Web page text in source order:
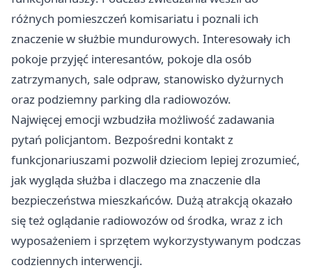
różnych pomieszczeń komisariatu i poznali ich
znaczenie w służbie mundurowych. Interesowały ich
pokoje przyjęć interesantów, pokoje dla osób
zatrzymanych, sale odpraw, stanowisko dyżurnych
oraz podziemny parking dla radiowozów.
Najwięcej emocji wzbudziła możliwość zadawania
pytań policjantom. Bezpośredni kontakt z
funkcjonariuszami pozwolił dzieciom lepiej zrozumieć,
jak wygląda służba i dlaczego ma znaczenie dla
bezpieczeństwa mieszkańców. Dużą atrakcją okazało
się też oglądanie radiowozów od środka, wraz z ich
wyposażeniem i sprzętem wykorzystywanym podczas
codziennych interwencji.